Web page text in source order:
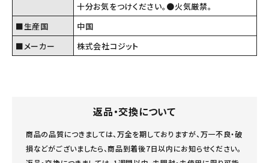
十分お気をつけください。●火気厳禁。
■生産国
中国
■メーカー
株式会社コジット
返品・交換について
商品の品質につきましては、万全を期しておりますが、万一不良・破
損などがございましたら、商品到着後7日以内にお知らせください。